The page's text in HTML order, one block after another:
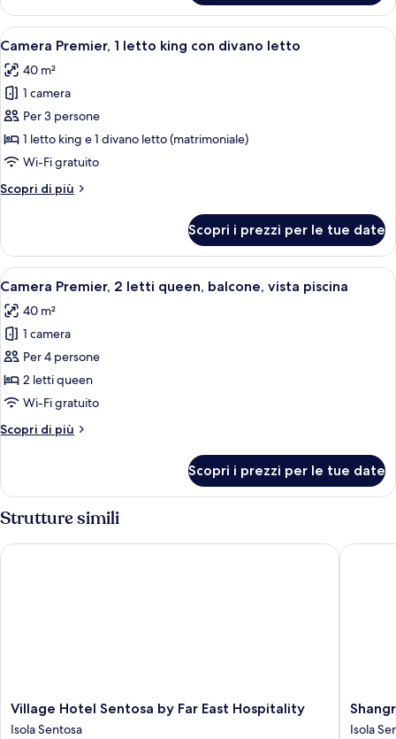
Deluxe,
letti
Apri
tutte
le
foto
per
Camera
Premier,
letto
divano
letto
Una camera d'albergo moderna con
7
Camera Premier, 1 letto king con divano letto
40 m²
1 camera
Per 3 persone
1 letto king e 1 divano letto (matrimoniale)
Wi-Fi gratuito
Scopri di più
Altri
Premier,
letto
con
divano
Scopri i prezzi per le tue date
Apri
tutte
le
foto
per
Camera
Premier,
letti
vista
piscina
Camera d'albergo con due letti,
7
Camera Premier, 2 letti queen, balcone, vista piscina
40 m²
1 camera
Per 4 persone
2 letti queen
Wi-Fi gratuito
Scopri di più
Altri
Premier,
letti
balcone,
Scopri i prezzi per le tue date
Strutture simili
Village
Hotel
Village Hotel Sentosa by Far East Hospitality
Isola Sentosa
Village Hotel Sentosa by Far East Hospitality
Shangri-
LaIsola